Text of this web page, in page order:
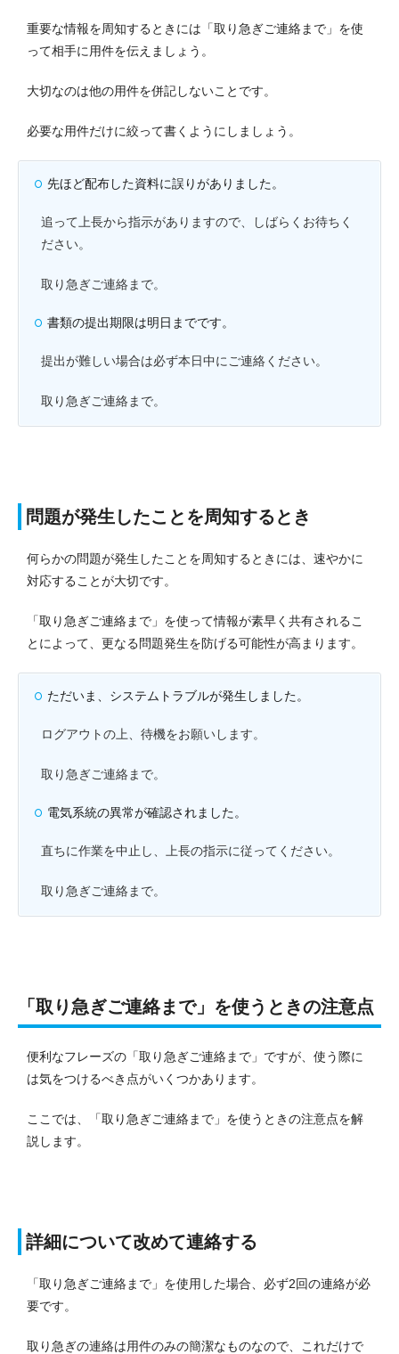
重要な情報を周知するときには「取り急ぎご連絡まで」を使
って相手に用件を伝えましょう。
大切なのは他の用件を併記しないことです。
必要な用件だけに絞って書くようにしましょう。
先ほど配布した資料に誤りがありました。
追って上長から指示がありますので、しばらくお待ちく
ださい。
取り急ぎご連絡まで。
書類の提出期限は明日までです。
提出が難しい場合は必ず本日中にご連絡ください。
取り急ぎご連絡まで。
問題が発生したことを周知するとき
何らかの問題が発生したことを周知するときには、速やかに
対応することが大切です。
「取り急ぎご連絡まで」を使って情報が素早く共有されるこ
とによって、更なる問題発生を防げる可能性が高まります。
ただいま、システムトラブルが発生しました。
ログアウトの上、待機をお願いします。
取り急ぎご連絡まで。
電気系統の異常が確認されました。
直ちに作業を中止し、上長の指示に従ってください。
取り急ぎご連絡まで。
「取り急ぎご連絡まで」を使うときの注意点
便利なフレーズの「取り急ぎご連絡まで」ですが、使う際に
は気をつけるべき点がいくつかあります。
ここでは、「取り急ぎご連絡まで」を使うときの注意点を解
説します。
詳細について改めて連絡する
「取り急ぎご連絡まで」を使用した場合、必ず2回の連絡が必
要です。
取り急ぎの連絡は用件のみの簡潔なものなので、これだけで